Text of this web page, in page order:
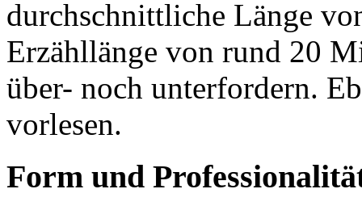
durchschnittliche Länge
Erzähllänge von rund 20
über- noch unterfordern.
vorlesen.
Form und